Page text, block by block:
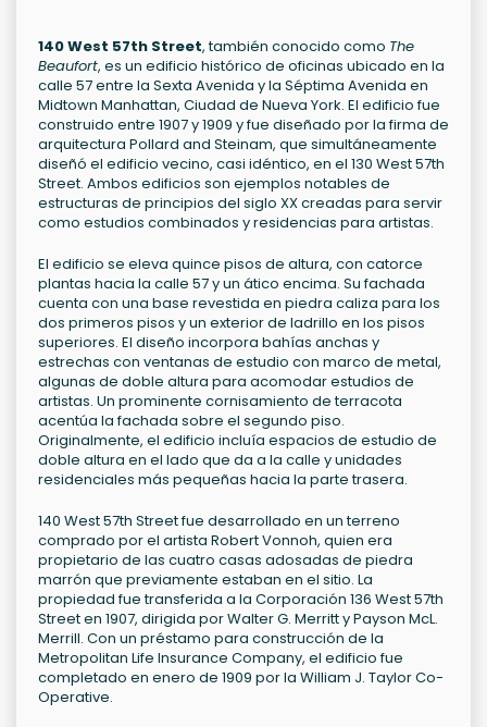
140 West 57th Street, también conocido como The
Beaufort, es un edificio histórico de oficinas ubicado en la
calle 57 entre la Sexta Avenida y la Séptima Avenida en
Midtown Manhattan, Ciudad de Nueva York. El edificio fue
construido entre 1907 y 1909 y fue diseñado por la firma de
arquitectura Pollard and Steinam, que simultáneamente
diseñó el edificio vecino, casi idéntico, en el 130 West 57th
Street. Ambos edificios son ejemplos notables de
estructuras de principios del siglo XX creadas para servir
como estudios combinados y residencias para artistas.
El edificio se eleva quince pisos de altura, con catorce
plantas hacia la calle 57 y un ático encima. Su fachada
cuenta con una base revestida en piedra caliza para los
dos primeros pisos y un exterior de ladrillo en los pisos
superiores. El diseño incorpora bahías anchas y
estrechas con ventanas de estudio con marco de metal,
algunas de doble altura para acomodar estudios de
artistas. Un prominente cornisamiento de terracota
acentúa la fachada sobre el segundo piso.
Originalmente, el edificio incluía espacios de estudio de
doble altura en el lado que da a la calle y unidades
residenciales más pequeñas hacia la parte trasera.
140 West 57th Street fue desarrollado en un terreno
comprado por el artista Robert Vonnoh, quien era
propietario de las cuatro casas adosadas de piedra
marrón que previamente estaban en el sitio. La
propiedad fue transferida a la Corporación 136 West 57th
Street en 1907, dirigida por Walter G. Merritt y Payson McL.
Merrill. Con un préstamo para construcción de la
Metropolitan Life Insurance Company, el edificio fue
completado en enero de 1909 por la William J. Taylor Co-
Operative.